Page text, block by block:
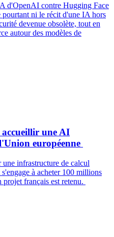
d'OpenAI contre Hugging Face
ni le récit d'une IA hors
devenue obsolète, tout en
autour des modèles de
une AI
européenne
infrastructure de calcul
à acheter 100 millions
projet français est retenu.